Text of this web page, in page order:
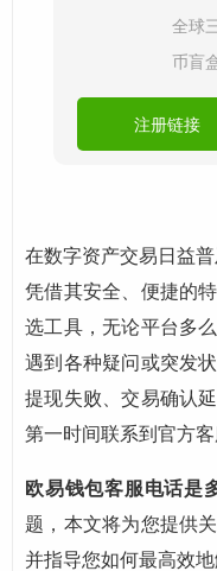
全球
币盲
注册链接
在数字资产交易日益
凭借其安全、便捷的
选工具，无论平台多
遇到各种疑问或突发
提现失败、交易确认
第一时间联系到官方
欧易钱包客服电话是
题，本文将为您提供
并指导您如何最高效地